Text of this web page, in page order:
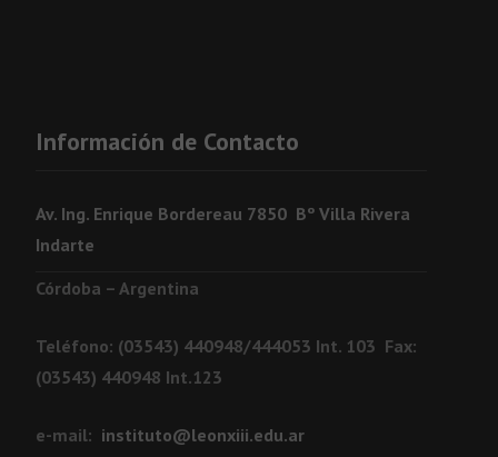
Información de Contacto
Av. Ing. Enrique Bordereau 7850 Bº Villa Rivera
Indarte
Córdoba – Argentina
Teléfono: (03543) 440948/444053 Int. 103 Fax:
(03543) 440948 Int.123
e-mail: instituto@leonxiii.edu.ar